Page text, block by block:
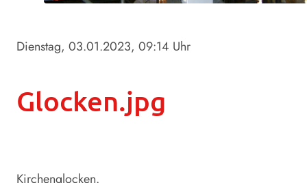
Dienstag, 03.01.2023, 09:14 Uhr
Glocken.jpg
Kirchenglocken.